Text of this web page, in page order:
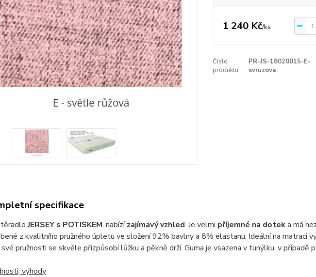
1 240 Kč/ks
Číslo
produktu:
PR-JS-18020015-E-
svruzova
specifikace
JERSEY s POTISKEM, nabízízajímavý vzhled. Je velmi příjemné na doteka má
z kvalitního pružného úpletu ve složení 92% bavlny a 8% elastanu. Ideální na matraci
pružnosti se skvěle přizpůsobí lůžku a pěkně drží. Guma je vsazena v tunýlku, v případě
výhody